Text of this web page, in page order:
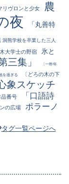
リヴロンと少女
農
夜
「丸善特
洞熊学校を卒業した三人
大学士の野宿
氷と
三集」 〔一昨年
を過ぎる
〔どろの木の下
象スケッチ
品番号
「口語詩
の広場
ポラーノ
タグ一覧ページへ